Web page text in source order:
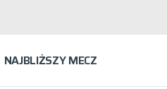
NAJBLIŻSZY MECZ